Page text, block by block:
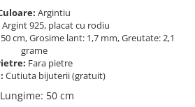
Argintiu
Argint 925, placat cu rodiu
cm, Grosime lant: 1,7 mm, Greutate: 2,1
grame
Fara pietre
Cutiuta bijuterii (gratuit)
Lungime: 50 cm